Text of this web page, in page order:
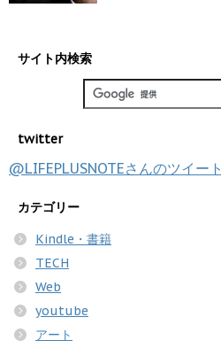
サイト内検索
twitter
@LIFEPLUSNOTEさんのツイート
カテゴリー
Kindle・書籍
TECH
Web
youtube
アート